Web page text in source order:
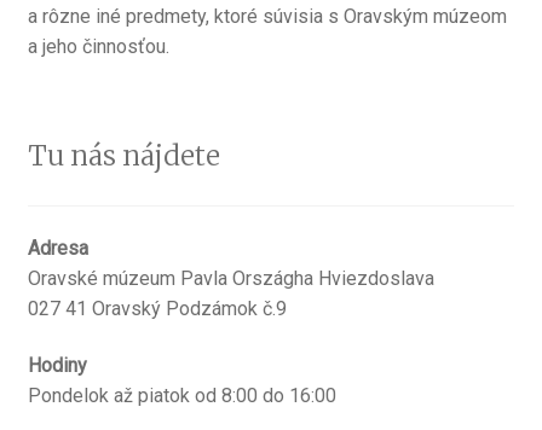
a rôzne iné predmety, ktoré súvisia s Oravským múzeom
a jeho činnosťou.
Tu nás nájdete
Adresa
Oravské múzeum Pavla Országha Hviezdoslava
027 41 Oravský Podzámok č.9
Hodiny
Pondelok až piatok od 8:00 do 16:00